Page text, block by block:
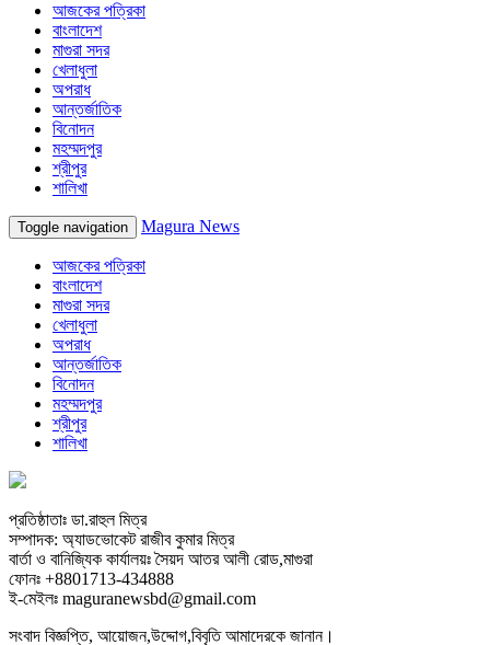
আজকের পত্রিকা
বাংলাদেশ
মাগুরা সদর
খেলাধুলা
অপরাধ
আন্তর্জাতিক
বিনোদন
মহম্মদপুর
শ্রীপুর
শালিখা
Toggle navigation Magura News
আজকের পত্রিকা
বাংলাদেশ
মাগুরা সদর
খেলাধুলা
অপরাধ
আন্তর্জাতিক
বিনোদন
মহম্মদপুর
শ্রীপুর
শালিখা
প্রতিষ্ঠাতাঃ ডা.রাহুল মিত্র
সম্পাদক: অ্যাডভোকেট রাজীব কুমার মিত্র
বার্তা ও বানিজ্যিক কার্যালয়ঃ সৈয়দ আতর আলী রোড,মাগুরা
ফোনঃ +8801713-434888
ই-মেইলঃ maguranewsbd@gmail.com
সংবাদ বিজ্ঞপ্তি, আয়োজন,উদ্দোগ,বিবৃতি আমাদেরকে জানান।